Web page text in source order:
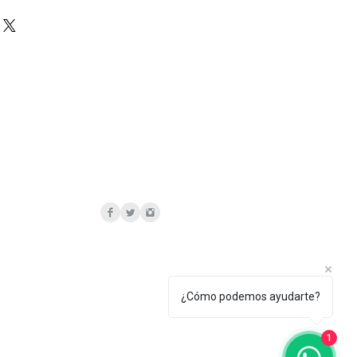
las irregularidades o variaciones
artesanal o a las
¿Cómo podemos ayudarte?
1